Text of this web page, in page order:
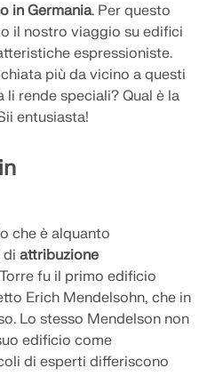
in Germania. Per questo
il nostro viaggio su edifici
espressioniste.
più da vicino a questi
li rende speciali? Qual è la
entusiasta!
che è alquanto
di attribuzione
Torre fu il primo edificio
Erich Mendelsohn, che in
Lo stesso Mendelson non
edificio come
di esperti differiscono